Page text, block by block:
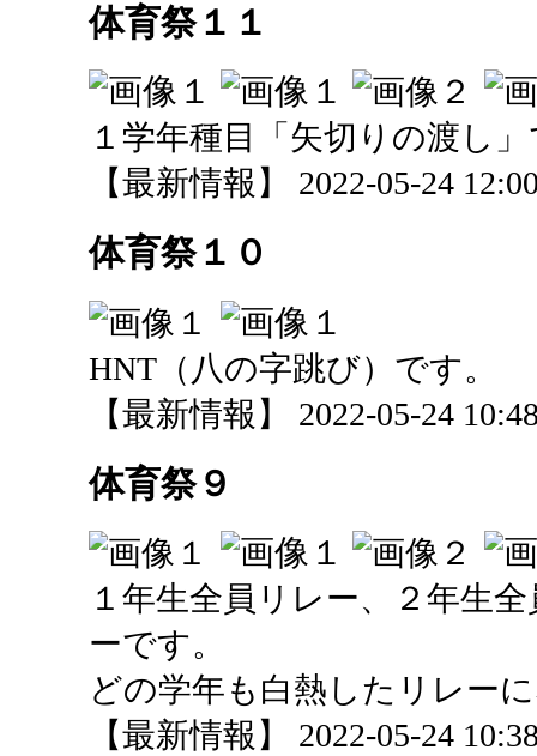
体育祭１１
１学年種目「矢切りの渡し
【最新情報】 2022-05-24
体育祭１０
HNT（八の字跳び）です。
【最新情報】 2022-05-24
体育祭９
１年生全員リレー、２年生
ーです。
どの学年も白熱したリレー
【最新情報】 2022-05-24